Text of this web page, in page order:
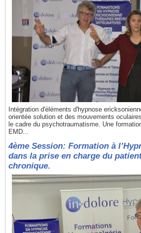
Intégration d'éléments d'hypnose
orientée solution et des mouvements
le cadre du psychotraumatisme. Une
EMD...
4ème Session: Formation à
dans la prise en charge du
chronique.